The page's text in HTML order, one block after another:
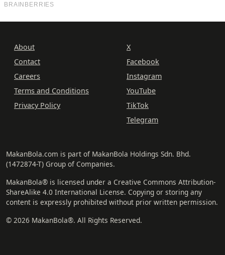
About
Contact
Careers
Terms and Conditions
Privacy Policy
X
Facebook
Instagram
YouTube
TikTok
Telegram
MakanBola.com is part of MakanBola Holdings Sdn. Bhd.
(1472874-T) Group of Companies.
MakanBola® is licensed under a Creative Commons Attribution-
ShareAlike 4.0 International License. Copying or storing any
content is expressly prohibited without prior written permission.
© 2026 MakanBola®. All Rights Reserved.